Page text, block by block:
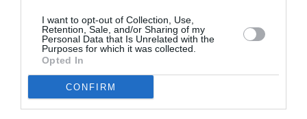
I want to opt-out of Collection, Use,
Retention, Sale, and/or Sharing of my
Personal Data that Is Unrelated with the
Purposes for which it was collected.
Opted In
CONFIRM